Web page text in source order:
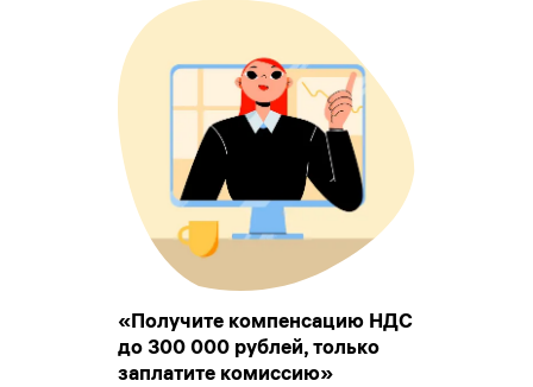
«Получите компенсацию НДС
до 300 000 рублей, только
заплатите комиссию»